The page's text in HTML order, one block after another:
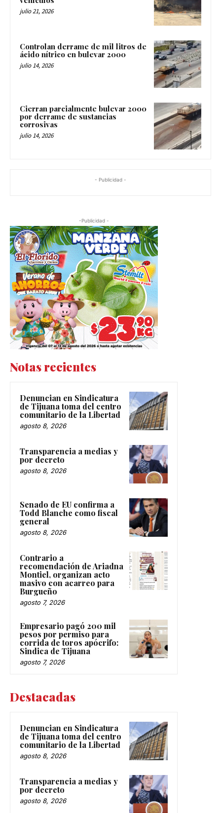
julio 21, 2026
Controlan derrame de mil litros de
ácido nítrico en bulevar 2000
julio 14, 2026
Cierran parcialmente bulevar 2000
por derrame de sustancias
corrosivas
julio 14, 2026
- Publicidad -
-Publicidad -
Notas recientes
Denuncian en Sindicatura
de Tijuana toma del centro
comunitario de la Libertad
agosto 8, 2026
Transparencia a medias y
por decreto
agosto 8, 2026
Senado de EU confirma a
Todd Blanche como fiscal
general
agosto 8, 2026
Contrario a
recomendación de Ariadna
Montiel, organizan acto
masivo con acarreo para
Burgueño
agosto 7, 2026
Empresario pagó 200 mil
pesos por permiso para
corrida de toros apócrifo:
Sindica de Tijuana
agosto 7, 2026
Destacadas
Denuncian en Sindicatura
de Tijuana toma del centro
comunitario de la Libertad
agosto 8, 2026
Transparencia a medias y
por decreto
agosto 8, 2026